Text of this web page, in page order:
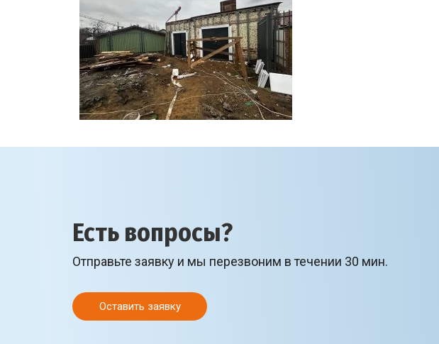
Есть вопросы?
Отправьте заявку и мы перезвоним в течении 30 мин.
Оставить заявку